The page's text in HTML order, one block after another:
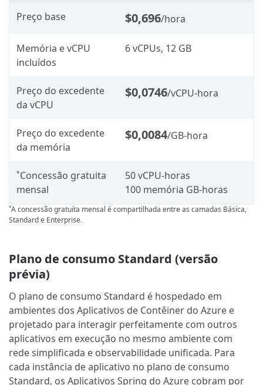
Preço base $0,696/hora
Memória e vCPU
incluídos
6 vCPUs, 12 GB
Preço do excedente
da vCPU
$0,0746/vCPU-hora
Preço do excedente
da memória
$0,0084/GB-hora
*Concessão gratuita
mensal
50 vCPU-horas
100 memória GB-horas
*A concessão gratuita mensal é compartilhada entre as camadas Básica,
Standard e Enterprise.
Plano de consumo Standard (versão
prévia)
O plano de consumo Standard é hospedado em
ambientes dos Aplicativos de Contêiner do Azure e
projetado para interagir perfeitamente com outros
aplicativos em execução no mesmo ambiente com
rede simplificada e observabilidade unificada. Para
cada instância de aplicativo no plano de consumo
Standard, os Aplicativos Spring do Azure cobram por